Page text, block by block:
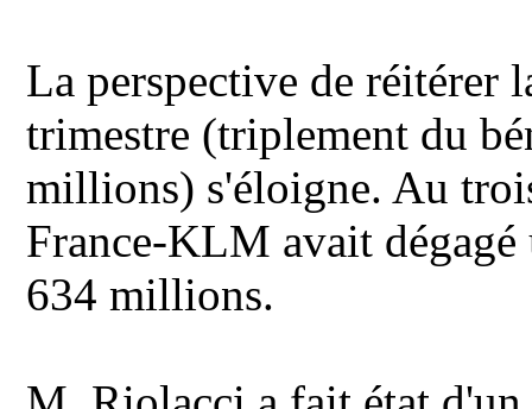
La perspective de réitérer
trimestre (triplement du
millions) s'éloigne. Au
France-KLM avait
634 millions.